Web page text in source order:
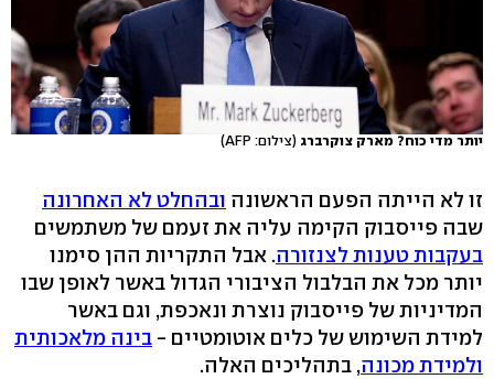
יותר מדי כוח? מארק צוקרברג (צילום: AFP)
זו לא הייתה הפעם הראשונה ובהחלט לא האחרונה
שבה פייסבוק הקימה עליה את זעמם של משתמשים
בעקבות טענות לצנזורה. אבל התקריות ההן סימנו
יותר מכל את הבלבול הציבורי הגדול באשר לאופן שבו
המדיניות של פייסבוק נוצרת ונאכפת, וגם באשר
למידת השימוש של כלים אוטומטיים - בינה מלאכותית
ולמידת מכונה, בתהליכים האלה.